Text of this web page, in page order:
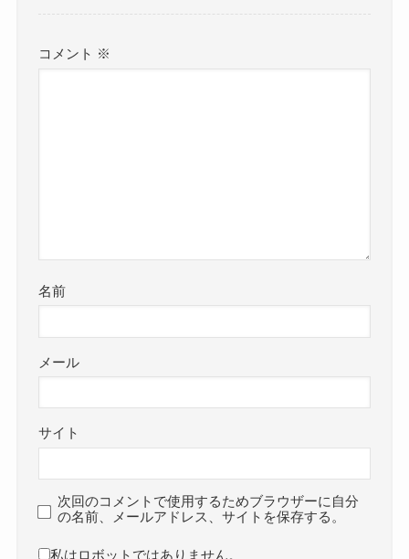
コメント ※
名前
メール
サイト
次回のコメントで使用するためブラウザーに自分
の名前、メールアドレス、サイトを保存する。
私はロボットではありません。